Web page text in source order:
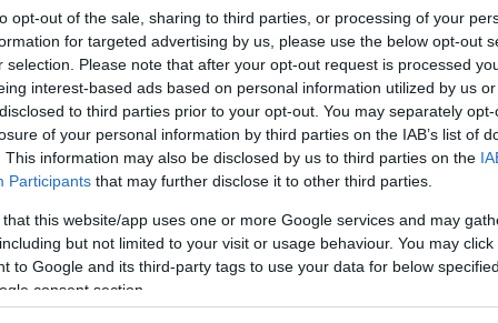
opt-out of the sale, sharing to third parties, or processing of your
for targeted advertising by us, please use the below opt-out
selection. Please note that after your opt-out request is processed
interest-based ads based on personal information utilized by us
to third parties prior to your opt-out. You may separately
of your personal information by third parties on the IAB’s list of
This information may also be disclosed by us to third parties on the
Participants that may further disclose it to other third parties.
that this website/app uses one or more Google services and may
but not limited to your visit or usage behaviour. You may
to Google and its third-party tags to use your data for below
consent section.
esete, Sergio Pérez és Valtteri
A finn a 13. helyen ért célba, amit erős
a különbség az F1-es mezőny leggyorsabb
érkezésével azonban régen látott
a Cadillac a sanghaji időmérőn úgy esett ki
másodpercre volt elmaradva a szakasz
végül megszerezte a pole-t.